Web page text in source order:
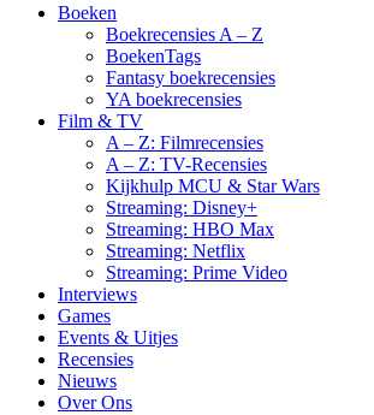
Boeken
Boekrecensies A – Z
BoekenTags
Fantasy boekrecensies
YA boekrecensies
Film & TV
A – Z: Filmrecensies
A – Z: TV-Recensies
Kijkhulp MCU & Star Wars
Streaming: Disney+
Streaming: HBO Max
Streaming: Netflix
Streaming: Prime Video
Interviews
Games
Events & Uitjes
Recensies
Nieuws
Over Ons